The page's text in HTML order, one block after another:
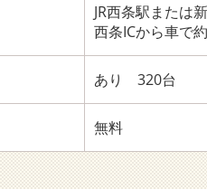
JR西条駅または
西条ICから車で
あり 320台
無料